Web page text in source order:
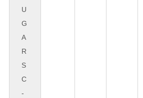
U
G
A
R
S
C
-